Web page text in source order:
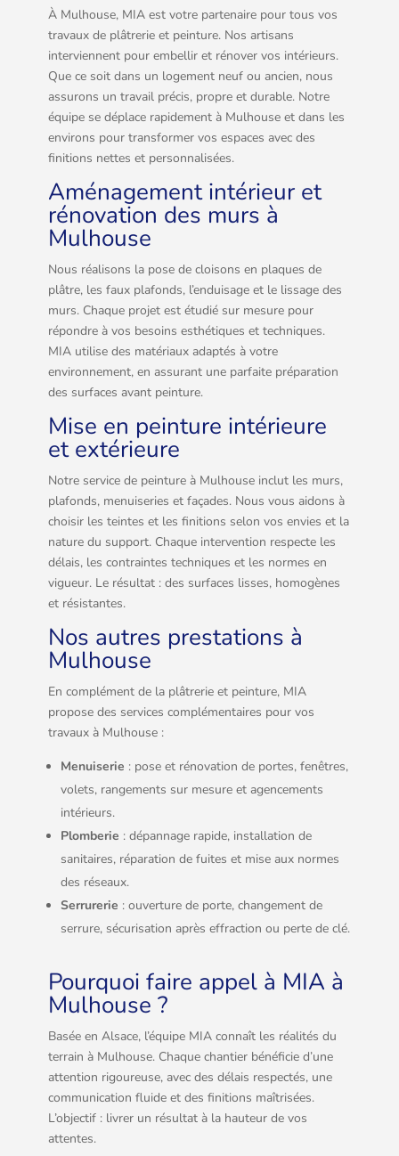
À Mulhouse, MIA est votre partenaire pour tous vos
travaux de plâtrerie et peinture. Nos artisans
interviennent pour embellir et rénover vos intérieurs.
Que ce soit dans un logement neuf ou ancien, nous
assurons un travail précis, propre et durable. Notre
équipe se déplace rapidement à Mulhouse et dans les
environs pour transformer vos espaces avec des
finitions nettes et personnalisées.
Aménagement intérieur et
rénovation des murs à
Mulhouse
Nous réalisons la pose de cloisons en plaques de
plâtre, les faux plafonds, l’enduisage et le lissage des
murs. Chaque projet est étudié sur mesure pour
répondre à vos besoins esthétiques et techniques.
MIA utilise des matériaux adaptés à votre
environnement, en assurant une parfaite préparation
des surfaces avant peinture.
Mise en peinture intérieure
et extérieure
Notre service de peinture à Mulhouse inclut les murs,
plafonds, menuiseries et façades. Nous vous aidons à
choisir les teintes et les finitions selon vos envies et la
nature du support. Chaque intervention respecte les
délais, les contraintes techniques et les normes en
vigueur. Le résultat : des surfaces lisses, homogènes
et résistantes.
Nos autres prestations à
Mulhouse
En complément de la plâtrerie et peinture, MIA
propose des services complémentaires pour vos
travaux à Mulhouse :
Menuiserie : pose et rénovation de portes, fenêtres,
volets, rangements sur mesure et agencements
intérieurs.
Plomberie : dépannage rapide, installation de
sanitaires, réparation de fuites et mise aux normes
des réseaux.
Serrurerie : ouverture de porte, changement de
serrure, sécurisation après effraction ou perte de clé.
Pourquoi faire appel à MIA à
Mulhouse ?
Basée en Alsace, l’équipe MIA connaît les réalités du
terrain à Mulhouse. Chaque chantier bénéficie d’une
attention rigoureuse, avec des délais respectés, une
communication fluide et des finitions maîtrisées.
L’objectif : livrer un résultat à la hauteur de vos
attentes.